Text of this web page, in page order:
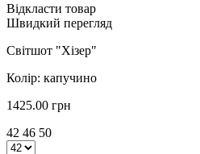
Відкласти товар
Швидкий перегляд
Світшот "Хізер"
Колір: капучино
1425.00 грн
42 46 50